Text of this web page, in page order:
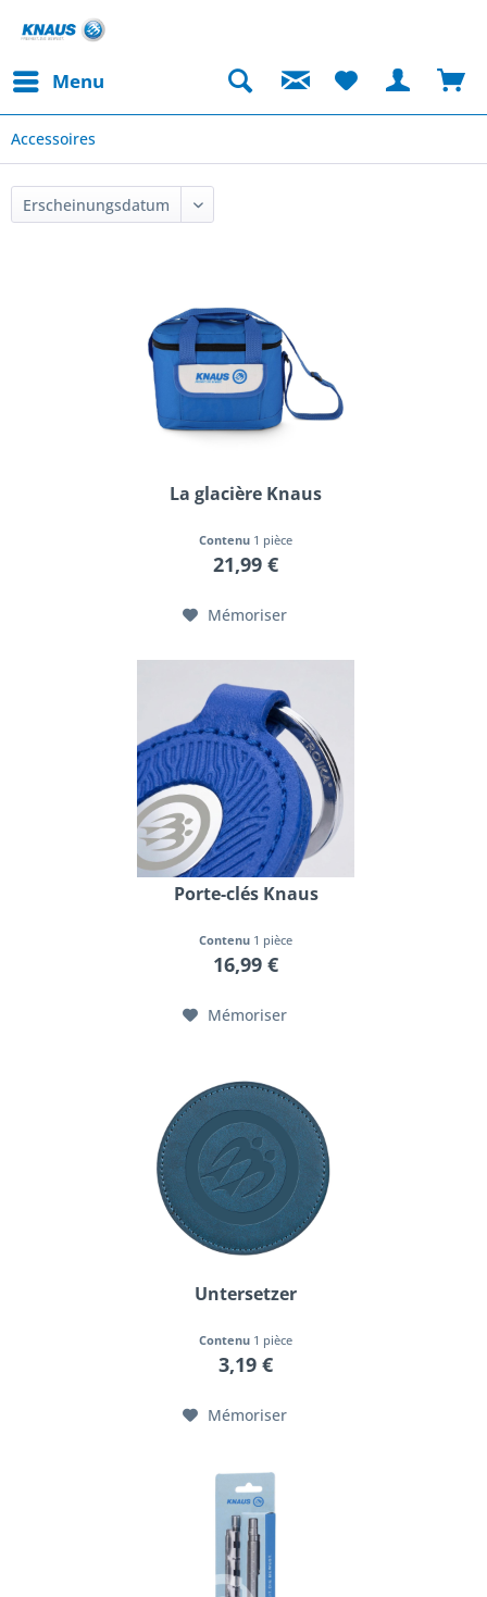
Menu
Accessoires
La glacière Knaus
Contenu 1 pièce
21,99 €
Mémoriser
Porte-clés Knaus
Contenu 1 pièce
16,99 €
Mémoriser
Untersetzer
Contenu 1 pièce
3,19 €
Mémoriser